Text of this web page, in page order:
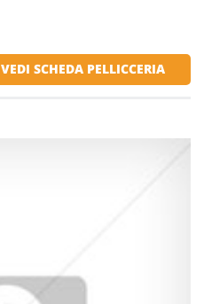
VEDI SCHEDA PELLICCERIA